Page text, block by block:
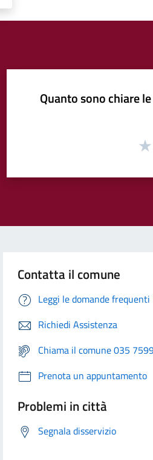
Quanto sono chiare
Contatta il comune
Leggi le domande frequenti
Richiedi Assistenza
Chiama il comune 035
Prenota un appuntamento
Problemi in città
Segnala disservizio